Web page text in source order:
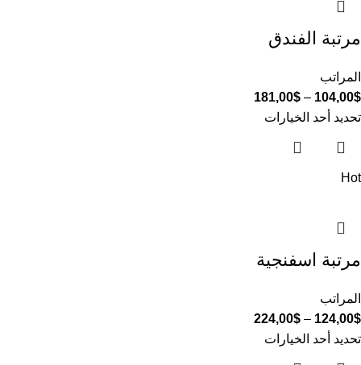
مرتبة الفندق
المراتب
104,00$
–
181,00$
تحديد أحد الخيارات
Hot
مرتبة اسفنجية
المراتب
124,00$
–
224,00$
تحديد أحد الخيارات